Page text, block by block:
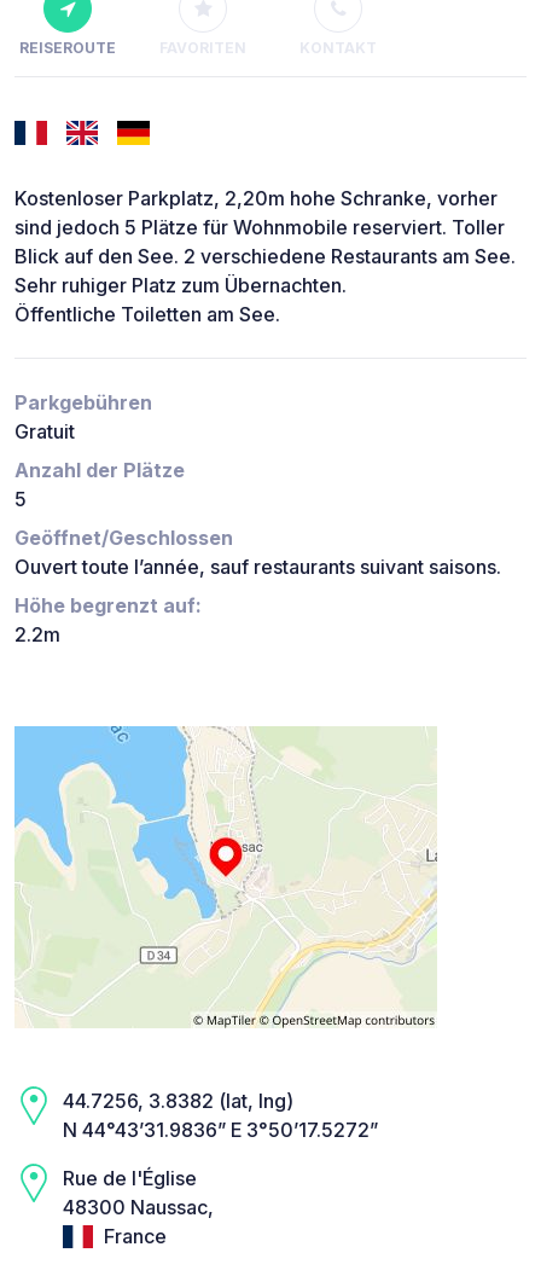
REISEROUTE FAVORITEN KONTAKT
Kostenloser Parkplatz, 2,20m hohe Schranke, vorher
sind jedoch 5 Plätze für Wohnmobile reserviert. Toller
Blick auf den See. 2 verschiedene Restaurants am See.
Sehr ruhiger Platz zum Übernachten.
Öffentliche Toiletten am See.
Parkgebühren
Gratuit
Anzahl der Plätze
5
Geöffnet/Geschlossen
Ouvert toute l’année, sauf restaurants suivant saisons.
Höhe begrenzt auf:
2.2m
44.7256, 3.8382 (lat, lng)
N 44°43’31.9836” E 3°50’17.5272”
Rue de l'Église
48300 Naussac,
France